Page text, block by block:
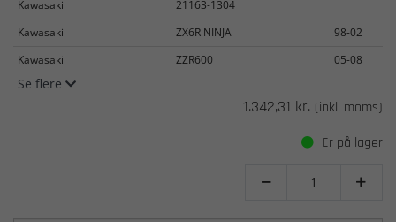
Kawasaki
21163-1304
Kawasaki
ZX6R NINJA
98-02
Kawasaki
ZZR600 05-08
Se flere
1.342,31 kr. (inkl. moms)
Er på lager
 